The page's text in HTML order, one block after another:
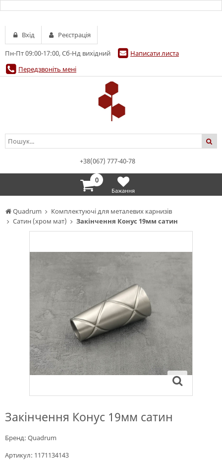
Quadrum
Комплектуючі для металевих карнизів
Сатин (хром мат)
Закінчення Конус 19мм сатин
Закінчення Конус 19мм сатин
Бренд: Quadrum
Артикул: 1171134143
Пн-Пт 09:00-17:00, Сб-Нд вихідний
Написати листа
Передзвоніть мені
Вхід Реєстрація
+38(067) 777-40-78
0
Бажання